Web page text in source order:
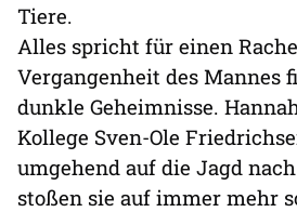
Tiere.
Alles spricht für einen
Vergangenheit des Mannes
dunkle Geheimnisse.
Kollege Sven-Ole
umgehend auf die Jagd
stoßen sie auf immer mehr